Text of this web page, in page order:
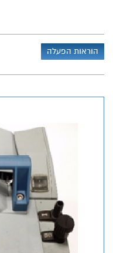
הוראות הפעלה